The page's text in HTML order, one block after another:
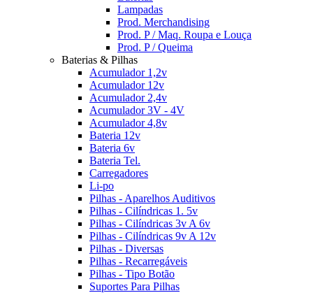
Lampadas
Prod. Merchandising
Prod. P / Maq. Roupa e Louça
Prod. P / Queima
Baterias & Pilhas
Acumulador 1,2v
Acumulador 12v
Acumulador 2,4v
Acumulador 3V - 4V
Acumulador 4,8v
Bateria 12v
Bateria 6v
Bateria Tel.
Carregadores
Li-po
Pilhas - Aparelhos Auditivos
Pilhas - Cilíndricas 1. 5v
Pilhas - Cilíndricas 3v A 6v
Pilhas - Cilíndricas 9v A 12v
Pilhas - Diversas
Pilhas - Recarregáveis
Pilhas - Tipo Botão
Suportes Para Pilhas